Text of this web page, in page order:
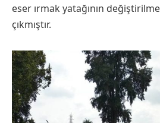
eser ırmak yatağının
çıkmıştır.